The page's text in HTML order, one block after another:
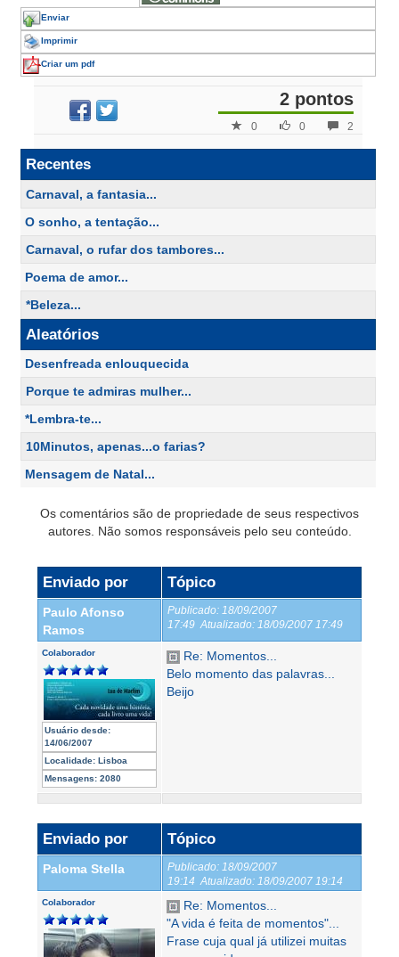
Enviar
Imprimir
Criar um pdf
2 pontos
2
0
0
Recentes
Carnaval, a fantasia...
O sonho, a tentação...
Carnaval, o rufar dos tambores...
Poema de amor...
*Beleza...
Aleatórios
Desenfreada enlouquecida
Porque te admiras mulher...
*Lembra-te...
10Minutos, apenas...o farias?
Mensagem de Natal...
Os comentários são de propriedade de seus respectivos
autores. Não somos responsáveis pelo seu conteúdo.
Enviado por Tópico
Paulo Afonso
Ramos
Publicado: 18/09/2007
17:49 Atualizado: 18/09/2007 17:49
Colaborador
Usuário desde:
14/06/2007
Localidade: Lisboa
Mensagens: 2080
Re: Momentos...
Belo momento das palavras...
Beijo
Enviado por Tópico
Paloma Stella Publicado: 18/09/2007
19:14 Atualizado: 18/09/2007 19:14
Colaborador
Re: Momentos...
"A vida é feita de momentos"...
Frase cuja qual já utilizei muitas